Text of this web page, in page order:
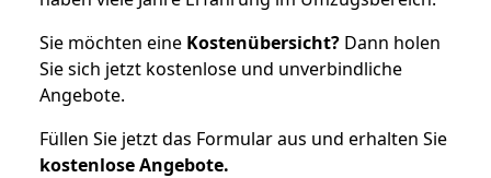
Sie möchten eine Kostenübersicht? Dann holen
Sie sich jetzt kostenlose und unverbindliche
Angebote.
Füllen Sie jetzt das Formular aus und erhalten Sie
kostenloseAngebote.